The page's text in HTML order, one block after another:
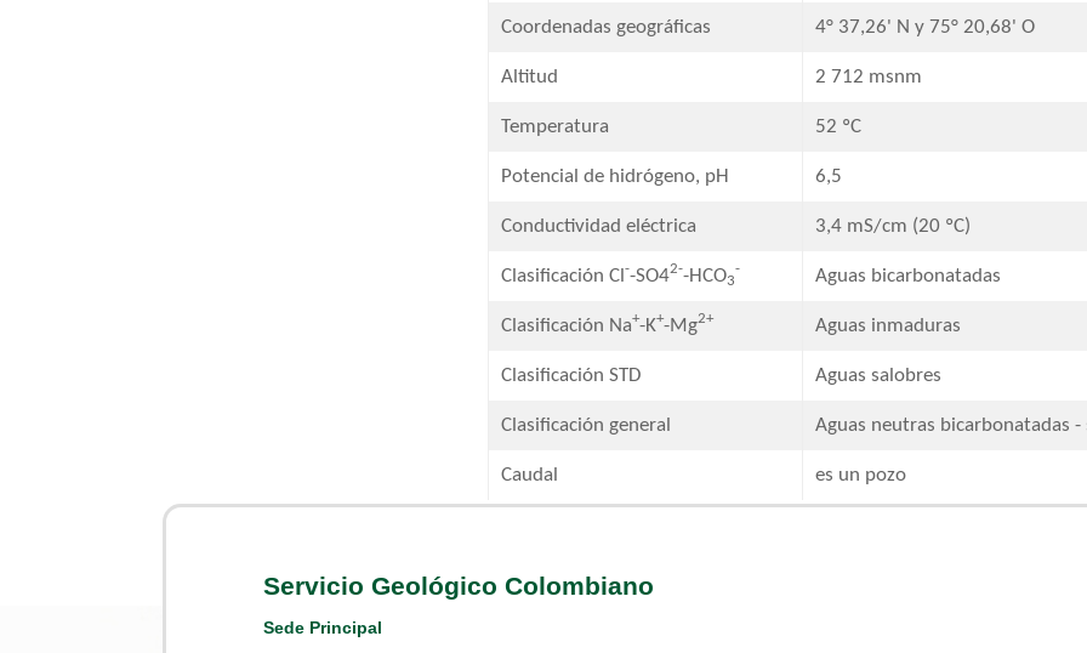
Coordenadas geográficas​ 4° 37,26' N y 75° 20,68' O
Altitud 2 712 msnm
Temperatura 52 ºC
​Potencial de hidrógeno, pH 6,5
Conductividad eléctrica​ 3,4 mS/cm (20 ºC)
Clasificación Cl --SO42--HCO3
- Aguas bicarbonatadas
​Clasificación Na+-K+-Mg2+ Aguas inmaduras​
Clasificación STD​ Aguas salobres​
Clasificación general​ Aguas neutras bicarbonatadas -
​Caudal es un pozo
Servicio Geológico Colombiano
Sede Principal